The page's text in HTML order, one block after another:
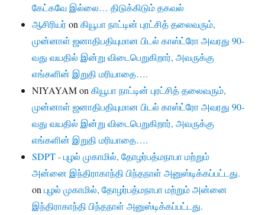
கேட்கவே இல்லை… திடுக்கிடும் தகவல்
ஆசிரியர்onகியூபா நாட்டின் புரட்சித் தலைவரும்,
முன்னாள் ஜனாதிபதியுமான பிடல் காஸ்ட்ரோ அவரது 90-
வது வயதில் இன்று விடைபெறுகிறார், அவருக்கு
எங்களின் இறுதி மரியாதை….
NIYAYAMonகியூபா நாட்டின் புரட்சித் தலைவரும்,
முன்னாள் ஜனாதிபதியுமான பிடல் காஸ்ட்ரோ அவரது 90-
வது வயதில் இன்று விடைபெறுகிறார், அவருக்கு
எங்களின் இறுதி மரியாதை….
SDPT - புழல் முகாமில், தோழர்பத்மநாபா மற்றும்
அன்னை இந்திராகாந்தி பிந்தநாள் அனுஸ்டிக்கப்பட்டது.
onபுழல் முகாமில், தோழர்பத்மநாபா மற்றும் அன்னை
இந்திராகாந்தி பிந்தநாள் அனுஸ்டிக்கப்பட்டது.